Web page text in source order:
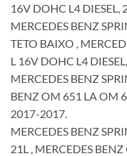
16V DOHC L4 DIESEL,
MERCEDES BENZ
TETO BAIXO ,
L 16V DOHC L4
MERCEDES BENZ
BENZ OM 651 LA OM
2017-2017.
MERCEDES BENZ
21L , MERCEDES